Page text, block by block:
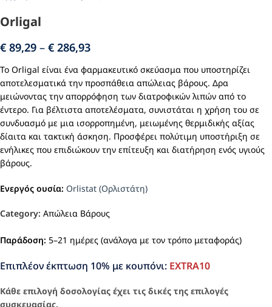
Orligal
€ 89,29 – € 286,93
Το Orligal είναι ένα φαρμακευτικό σκεύασμα που υποστηρίζει
αποτελεσματικά την προσπάθεια απώλειας βάρους. Δρα
μειώνοντας την απορρόφηση των διατροφικών λιπών από το
έντερο. Για βέλτιστα αποτελέσματα, συνιστάται η χρήση του σε
συνδυασμό με μια ισορροπημένη, μειωμένης θερμιδικής αξίας
δίαιτα και τακτική άσκηση. Προσφέρει πολύτιμη υποστήριξη σε
ενήλικες που επιδιώκουν την επίτευξη και διατήρηση ενός υγιούς
βάρους.
Ενεργός ουσία: Orlistat (Ορλιστάτη)
Category: Απώλεια Βάρους
Παράδοση: 5–21 ημέρες (ανάλογα με τον τρόπο μεταφοράς)
Επιπλέον έκπτωση 10% με κουπόνι: EXTRA10
Κάθε επιλογή δοσολογίας έχει τις δικές της επιλογές
συσκευασίας.